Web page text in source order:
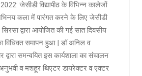
जेसीडी विद्यापीठ के विभिन्न कालेजों
अभिनय कला में पारंगत करने के लिए जेसीडी
द्वारा आयोजित की गई सात दिवसीय
विधिवत समापन हुआ | डॉ अनिल व
द्वारा समन्वयित इस कार्यशाला का संचालन
व मशहूर थिएटर डायरेक्टर व एक्टर